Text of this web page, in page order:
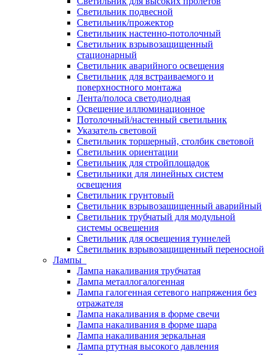
Светильник подвесной
Светильник/прожектор
Светильник настенно-потолочный
Светильник взрывозащищенный
стационарный
Светильник аварийного освещения
Светильник для встраиваемого и
поверхностного монтажа
Лента/полоса светодиодная
Освещение иллюминационное
Потолочный/настенный светильник
Указатель световой
Светильник торшерный, столбик световой
Светильник ориентации
Светильник для стройплощадок
Светильники для линейных систем
освещения
Светильник грунтовый
Светильник взрывозащищенный аварийный
Светильник трубчатый для модульной
системы освещения
Светильник для освещения туннелей
Светильник взрывозащищенный переносной
Лампы
Лампа накаливания трубчатая
Лампа металлогалогенная
Лампа галогенная сетевого напряжения без
отражателя
Лампа накаливания в форме свечи
Лампа накаливания в форме шара
Лампа накаливания зеркальная
Лампа ртутная высокого давления